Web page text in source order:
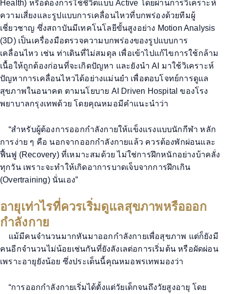
Health) หรือต้องการใช้ชีวิตแบบActive โดยผ่านการวิเคราะห์
ความเสี่ยงและรูปแบบการเคลื่อนไหวที่บกพร่องด้วยทีมผู้
เชี่ยวชาญ ซึ่งสถาบันมีเทคโนโลยีขั้นสูงอย่าง Motion Analysis
(3D) เป็นเครื่องมือตรวจความบกพร่องของรูปแบบการ
เคลื่อนไหว เช่น ท่าเดินที่ไม่สมดุล เพื่อเข้าไปแก้ไขการใช้กล้าม
เนื้อให้ถูกต้องก่อนที่จะเกิดปัญหา และยังนำ AI มาใช้วิเคราะห์
ปัญหาการเคลื่อนไหวได้อย่างแม่นยำ เพื่อตอบโจทย์การดูแล
สุขภาพในอนาคต ตามนโยบาย AI Driven Hospitalของโรง
พยาบาลกรุงเทพด้วย โดยคุณหมอมีคำแนะนำว่า
“สำหรับผู้ต้องการออกกำลังกายให้แข็งแรงแบบนักกีฬา หลัก
การง่าย ๆ คือ นอกจากออกกำลังกายแล้ว ควรต้องพักผ่อนและ
ฟื้นฟู (Recovery) ที่เหมาะสมด้วย ไม่ใช่การฝึกหนักอย่างบ้าคลั่ง
ทุกวัน เพราะจะทำให้เกิดอาการบาดเจ็บจากการฝึกเกิน
(Overtraining)นั่นเอง”
อายุเท่าไรที่ควรเริ่มดูแลสุขภาพหรือออก
กำลังกาย
แม้มีคนจำนวนมากหันมาออกกำลังกายเพื่อสุขภาพ แต่ก็ยังมี
คนอีกจำนวนไม่น้อยเช่นกันที่ยังลังเลต่อการเริ่มต้น หรือผัดผ่อน
เพราะอายุยังน้อย ซึ่งประเด็นนี้คุณหมอพรเทพมองว่า
“การออกกำลังกายเริ่มได้ตั้งแต่วัยเด็กจนถึงวัยสูงอายุ โดย